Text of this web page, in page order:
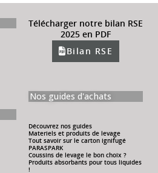
Télécharger notre bilan RSE
2025 en PDF
Bilan RSE
Nos guides d'achats
Découvrez nos guides
Materiels et produits de levage
Tout savoir sur le carton ignifugé
PARASPARK
Coussins de levage le bon choix ?
Produits absorbants pour tous liquides
!